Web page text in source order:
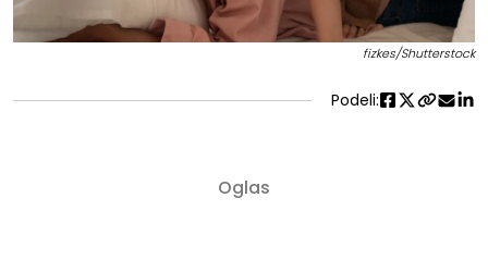
fizkes/Shutterstock
Podeli: